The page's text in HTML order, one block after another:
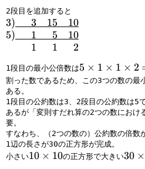
0
}
1
p
h
a
n
t
o
m
{
0
0
}
\
p
h
a
n
t
o
m
{
0
0
5
\
p
h
a
n
t
o
m
{
0
}
5
\
p
h
a
n
t
n
t
o
m
0
0
0
}
1
\
p
h
e
{
\
a
n
t
o
m
{
0
0
0.
9
e
\
p
h
a
n
t
o
m
2段目を追加すると
3
)
n
d
er
li
n
e
{
\
3) 0003 15
10
5
u
n
d
er
li
n
e
{
5) 1 5
10
s
p
a
c
e
{
0.
9
1 1 2
1段目の最小公倍数は5
×
×
1
×
2
=
5 × 1 × 1 × 2
割った数であるため、この3つの数の最
ある。
1段目の公約数は3、2段目の公約数は5
あるが「変則すだれ算の2つの数におけ
要。
すなわち、（2つの数の）公約数の倍数
1辺の長さが30の正方形が完成。
小さい1
10 × 10の正方形で大きい3
30 ×